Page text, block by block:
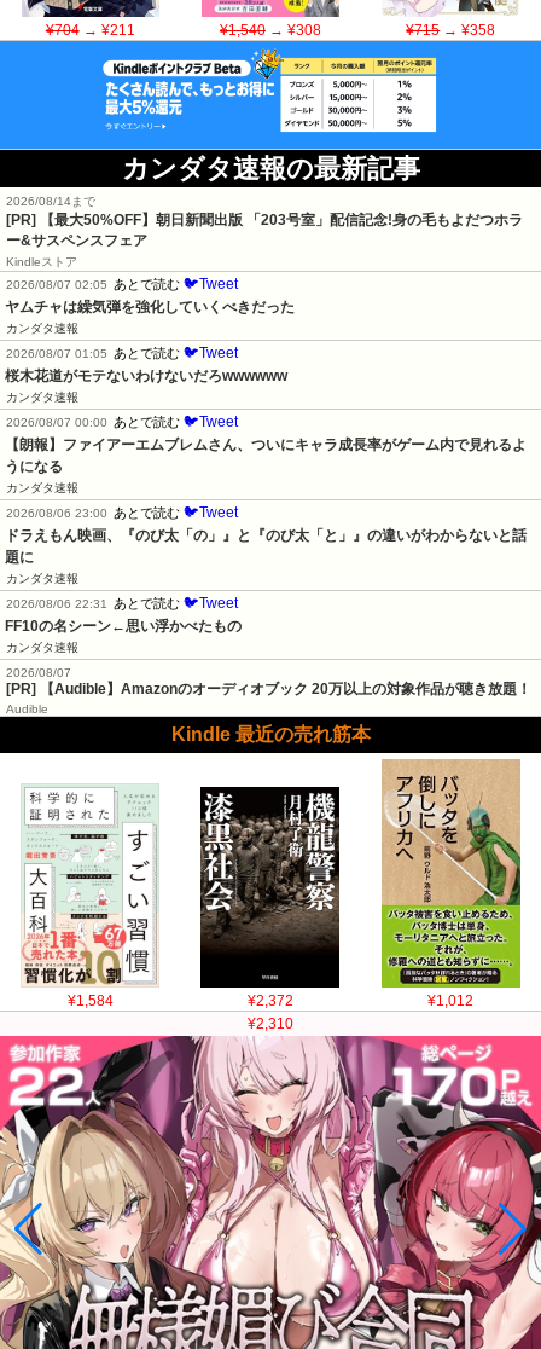
¥704→ ¥211 ¥1,540→ ¥308 ¥715→ ¥358
カンダタ速報の最新記事
2026/08/14まで
[PR] 【最大50%OFF】朝日新聞出版 「203号室」配信記念!身の毛もよだつホラ
ー&サスペンスフェア
Kindleストア
2026/08/07 02:05
あとで読む 🐦Tweet
ヤムチャは繰気弾を強化していくべきだった
カンダタ速報
2026/08/07 01:05
あとで読む 🐦Tweet
桜木花道がモテないわけないだろwwwwww
カンダタ速報
2026/08/07 00:00
あとで読む 🐦Tweet
【朗報】ファイアーエムブレムさん、ついにキャラ成長率がゲーム内で見れるよ
うになる
カンダタ速報
2026/08/06 23:00
あとで読む 🐦Tweet
ドラえもん映画、『のび太「の」』と『のび太「と」』の違いがわからないと話
題に
カンダタ速報
2026/08/06 22:31
あとで読む 🐦Tweet
FF10の名シーン←思い浮かべたもの
カンダタ速報
2026/08/07
[PR] 【Audible】Amazonのオーディオブック 20万以上の対象作品が聴き放題！
Audible
Kindle 最近の売れ筋本
¥1,584 ¥2,372
¥1,012
¥2,310